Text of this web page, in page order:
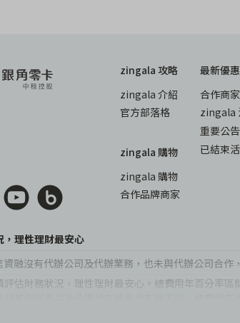
zingala 攻略
zingala 介紹
官方部落格
zingala 購物
zingala 購物
合作品牌商家
最新優惠
合作商
zingala
重要公告
已結束
，理性理財最安心
融沒有代辦公司及代辦業務，也未與代辦公司合作
估財務狀況，理性理財最安心。總費用年百分率